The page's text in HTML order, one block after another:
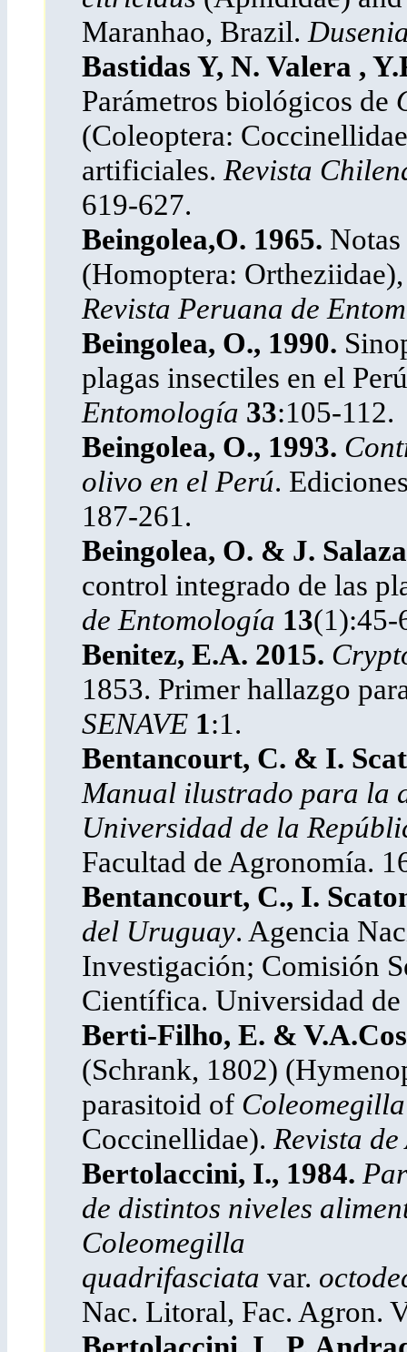
Maranhao, Brazil.
Bastidas Y, N. Valera ,
Parámetros biológicos de
(Coleoptera:
artificiales. Revista
619-627.
Beingolea,O. 1965.
(Homoptera:
Revista Peruana de
Beingolea, O., 1990.
plagas insectiles en el
Entomología 33:105-112.
Beingolea, O., 1993.
olivo en el Perú.
187-261.
Beingolea, O. & J.
control integrado de las
de Entomología 13(1):45-
Benitez, E.A. 2015.
1853. Primer hallazgo
SENAVE 1:1.
Bentancourt, C. & I.
Manual ilustrado para la
Universidad de la
Facultad de Agronomía.
Bentancourt, C., I.
del Uruguay. Agencia
Investigación; Comisión
Científica. Universidad
Berti-Filho, E. &
(Schrank, 1802)
parasitoid of
Coccinellidae). Revista
Bertolaccini, I., 1984.
de distintos niveles
Coleomegilla
quadrifasciata var.
Nac. Litoral, Fac. Agron.